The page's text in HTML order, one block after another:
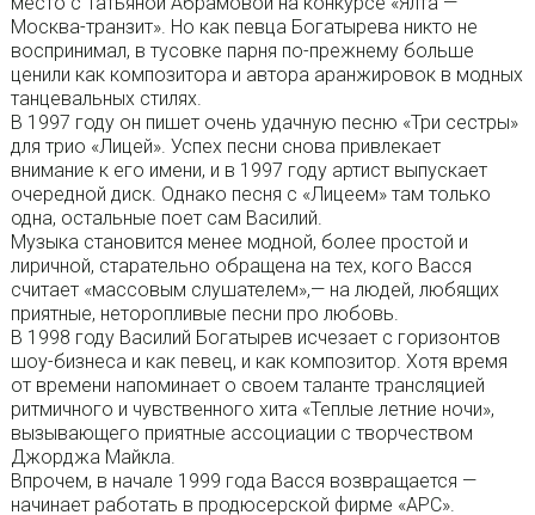
Москва-транзит». Но как певца Богатырева никто не
воспринимал, в тусовке парня по-прежнему больше
ценили как композитора и автора аранжировок в модных
танцевальных стилях.
В 1997 году он пишет очень удачную песню «Три сестры»
для трио «Лицей». Успех песни снова привлекает
внимание к его имени, и в 1997 году артист выпускает
очередной диск. Однако песня с «Лицеем» там только
одна, остальные поет сам Василий.
Музыка становится менее модной, более простой и
лиричной, старательно обращена на тех, кого Васся
считает «массовым слушателем»,— на людей, любящих
приятные, неторопливые песни про любовь.
В 1998 году Василий Богатырев исчезает с горизонтов
шоу-бизнеса и как певец, и как композитор. Хотя время
от времени напоминает о своем таланте трансляцией
ритмичного и чувственного хита «Теплые летние ночи»,
вызывающего приятные ассоциации с творчеством
Джорджа Майкла.
Впрочем, в начале 1999 года Васся возвращается —
начинает работать в продюсерской фирме «АРС».